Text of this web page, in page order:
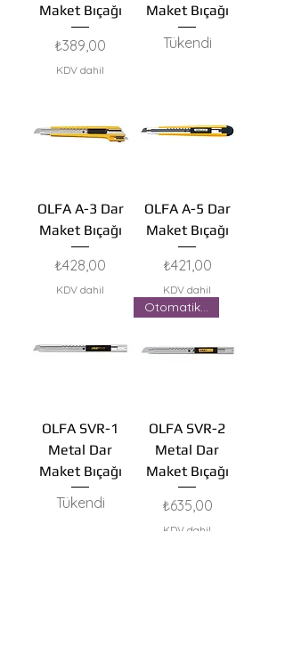
Maket Bıçağı
Fiyat
₺389,00
KDV dahil
Maket Bıçağı
Tükendi
OLFA A-3 Dar
Maket Bıçağı
Fiyat
₺428,00
KDV dahil
OLFA A-5 Dar
Maket Bıçağı
Fiyat
₺421,00
KDV dahil
OLFA SVR-1
Metal Dar
Maket Bıçağı
Tükendi
Otomatik Kilit
OLFA SVR-2
Metal Dar
Maket Bıçağı
Fiyat
₺635,00
KDV dahil